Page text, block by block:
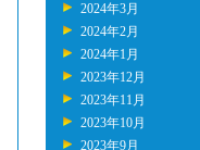
2024年3月
2024年2月
2024年1月
2023年12月
2023年11月
2023年10月
2023年9月